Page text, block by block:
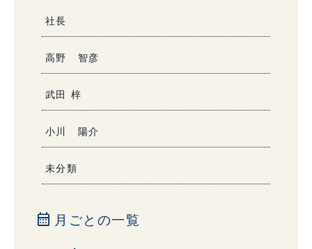
社長
高野 智彦
武田 梓
小川 陽介
未分類
calendar_month 月ごとの一覧